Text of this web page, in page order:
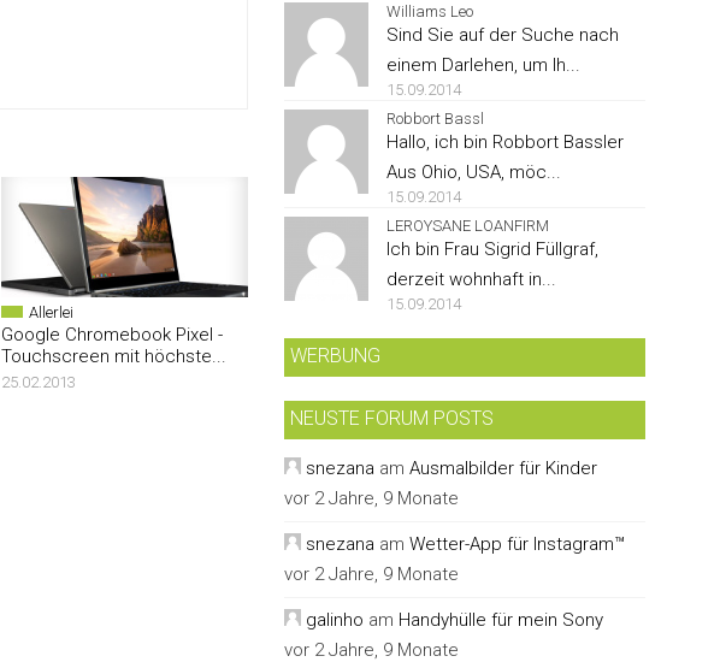
Allerlei
Google Chromebook Pixel -
Touchscreen mit höchste...
25.02.2013
Williams Leo
Sind Sie auf der Suche nach
einem Darlehen, um Ih...
15.09.2014
Robbort Bassl
Hallo, ich bin Robbort Bassler
Aus Ohio, USA, möc...
15.09.2014
LEROYSANE LOANFIRM
Ich bin Frau Sigrid Füllgraf,
derzeit wohnhaft in...
15.09.2014
WERBUNG
NEUSTE FORUM POSTS
snezana am Ausmalbilder für Kinder
vor 2 Jahre, 9 Monate
snezana am Wetter-App für Instagram™
vor 2 Jahre, 9 Monate
galinho am Handyhülle für mein Sony
vor 2 Jahre, 9 Monate